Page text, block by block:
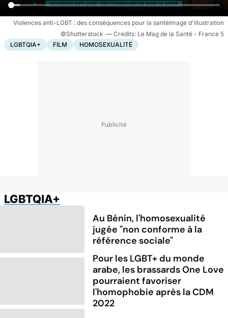
Violences anti-LGBT : des conséquences pour la santéImage d'illustration
©Shutterstock
Le Mag de la Santé - France 5
LGBTQIA+
FILM HOMOSEXUALITÉ
LGBTQIA+
Au Bénin, l'homosexualité
jugée "non conforme à la
référence sociale"
Pour les LGBT+ du monde
arabe, les brassards One Love
pourraient favoriser
l'homophobie après la CDM
2022